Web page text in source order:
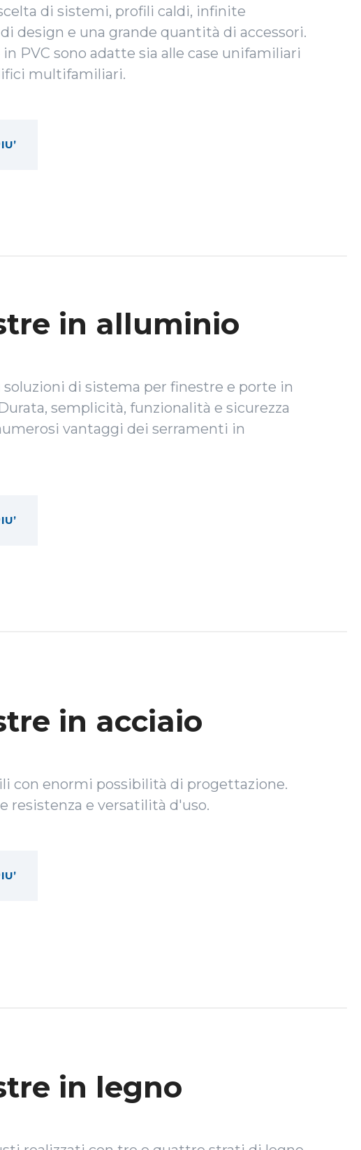
di sistemi, profili caldi, infinite
design e una grande quantità di accessori.
PVC sono adatte sia alle case unifamiliari
multifamiliari.
in alluminio
di sistema per finestre e porte in
semplicità, funzionalità e sicurezza
vantaggi dei serramenti in
in acciaio
con enormi possibilità di progettazione.
resistenza e versatilità d'uso.
in legno